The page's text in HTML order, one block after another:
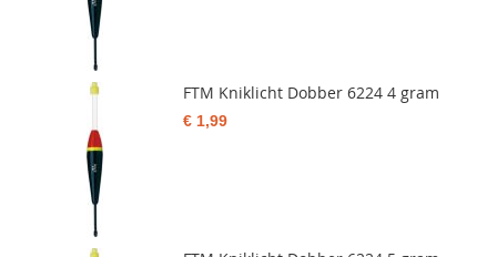
FTM Kniklicht Dobber 6224 4 gram
€ 1,99